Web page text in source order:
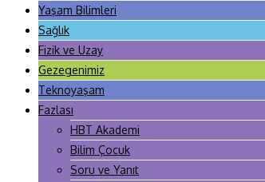
Yaşam Bilimleri
Sağlık
Fizik ve Uzay
Gezegenimiz
Teknoyaşam
Fazlası
HBT Akademi
Bilim Çocuk
Soru ve Yanıt